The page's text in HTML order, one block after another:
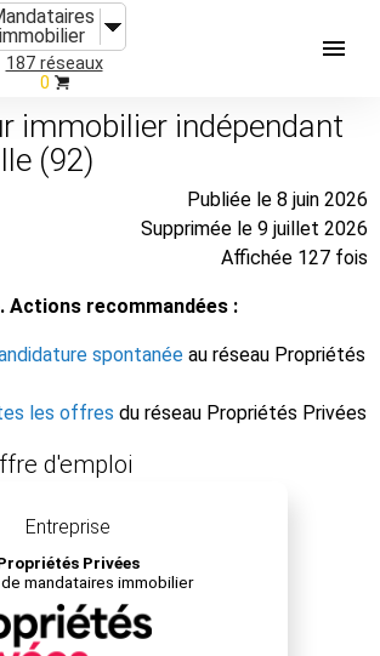
immobilier
187 réseaux
0
immobilier indépendant
(92)
Publiée le 8 juin 2026
Supprimée le 9 juillet 2026
Affichée 127 fois
Actions recommandées :
spontanée au réseau Propriétés
les offres du réseau Propriétés Privées
d'emploi
Entreprise
Privées
mandataires immobilier